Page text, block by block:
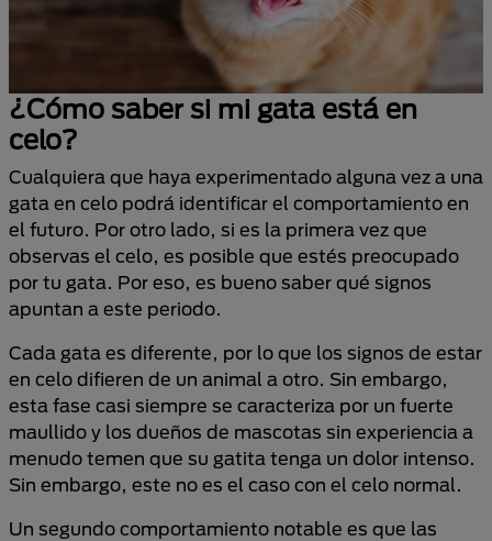
¿Cómo saber si mi gata está en
celo?
Cualquiera que haya experimentado alguna vez a una
gata en celo podrá identificar el comportamiento en
el futuro. Por otro lado, si es la primera vez que
observas el celo, es posible que estés preocupado
por tu gata. Por eso, es bueno saber qué signos
apuntan a este periodo.
Cada gata es diferente, por lo que los signos de estar
en celo difieren de un animal a otro. Sin embargo,
esta fase casi siempre se caracteriza por un fuerte
maullido y los dueños de mascotas sin experiencia a
menudo temen que su gatita tenga un dolor intenso.
Sin embargo, este no es el caso con el celo normal.
Un segundo comportamiento notable es que las